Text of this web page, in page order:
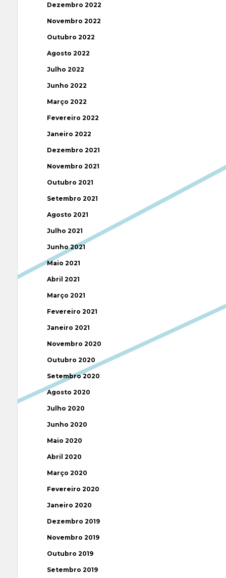
Dezembro 2022
Novembro 2022
Outubro 2022
Agosto 2022
Julho 2022
Junho 2022
Março 2022
Fevereiro 2022
Janeiro 2022
Dezembro 2021
Novembro 2021
Outubro 2021
Setembro 2021
Agosto 2021
Julho 2021
Junho 2021
Maio 2021
Abril 2021
Março 2021
Fevereiro 2021
Janeiro 2021
Novembro 2020
Outubro 2020
Setembro 2020
Agosto 2020
Julho 2020
Junho 2020
Maio 2020
Abril 2020
Março 2020
Fevereiro 2020
Janeiro 2020
Dezembro 2019
Novembro 2019
Outubro 2019
Setembro 2019